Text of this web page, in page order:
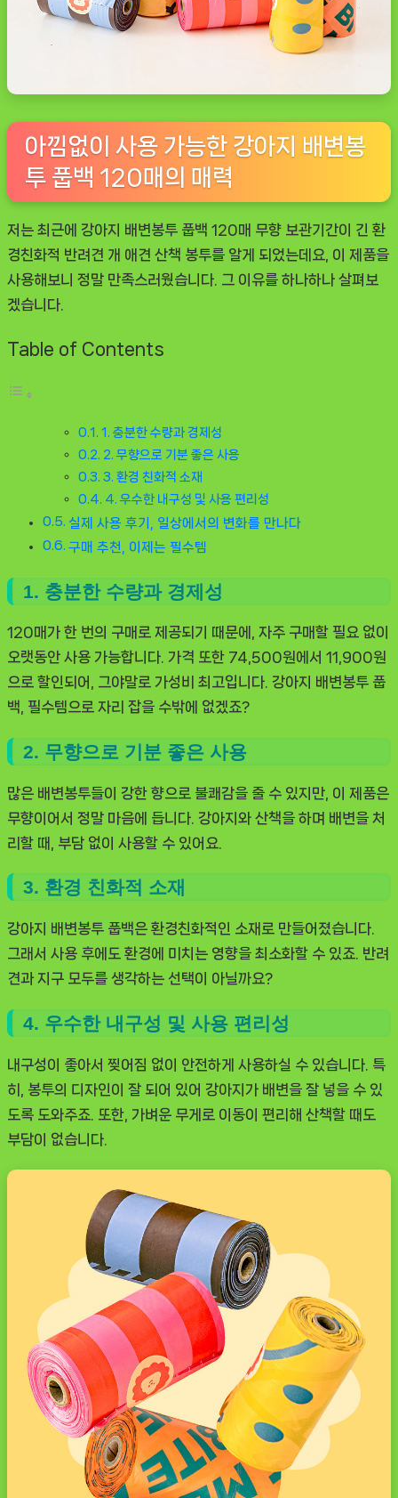
아낌없이 사용 가능한 강아지 배변봉
투 풉백 120매의 매력
저는 최근에 강아지 배변봉투 풉백 120매 무향 보관기간이 긴 환
경친화적 반려견 개 애견 산책 봉투를 알게 되었는데요, 이 제품을
사용해보니 정말 만족스러웠습니다. 그 이유를 하나하나 살펴보
겠습니다.
Table of Contents
1. 충분한 수량과 경제성
2. 무향으로 기분 좋은 사용
3. 환경 친화적 소재
4. 우수한 내구성 및 사용 편리성
실제 사용 후기, 일상에서의 변화를 만나다
구매 추천, 이제는 필수템
1. 충분한 수량과 경제성
120매가 한 번의 구매로 제공되기 때문에, 자주 구매할 필요 없이
오랫동안 사용 가능합니다. 가격 또한 74,500원에서 11,900원
으로 할인되어, 그야말로 가성비 최고입니다. 강아지 배변봉투 풉
백, 필수템으로 자리 잡을 수밖에 없겠죠?
2. 무향으로 기분 좋은 사용
많은 배변봉투들이 강한 향으로 불쾌감을 줄 수 있지만, 이 제품은
무향이어서 정말 마음에 듭니다. 강아지와 산책을 하며 배변을 처
리할 때, 부담 없이 사용할 수 있어요.
3. 환경 친화적 소재
강아지 배변봉투 풉백은 환경친화적인 소재로 만들어졌습니다.
그래서 사용 후에도 환경에 미치는 영향을 최소화할 수 있죠. 반려
견과 지구 모두를 생각하는 선택이 아닐까요?
4. 우수한 내구성 및 사용 편리성
내구성이 좋아서 찢어짐 없이 안전하게 사용하실 수 있습니다. 특
히, 봉투의 디자인이 잘 되어 있어 강아지가 배변을 잘 넣을 수 있
도록 도와주죠. 또한, 가벼운 무게로 이동이 편리해 산책할 때도
부담이 없습니다.